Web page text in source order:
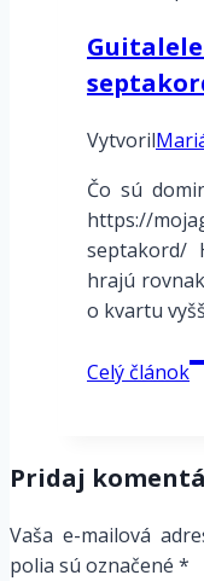
Vytvoril
Čo sú
https://
septakord/
hrajú
o kvartu
Celý článok
–
Pridaj
Vaša e-mailová
polia sú označené *